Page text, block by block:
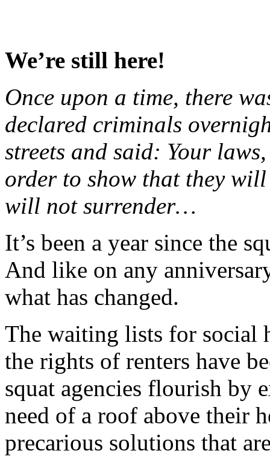
We’re still here!
Once upon a time, there
declared criminals
streets and said: Your
order to show that they
will not surrender…
It’s been a year since the
And like on any
what has changed.
The waiting lists for social
the rights of renters have
squat agencies flourish by
need of a roof above their
precarious solutions that